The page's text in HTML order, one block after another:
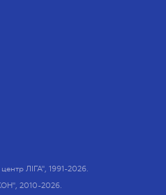
ЛІГА", 1991-2026.
2010-2026.